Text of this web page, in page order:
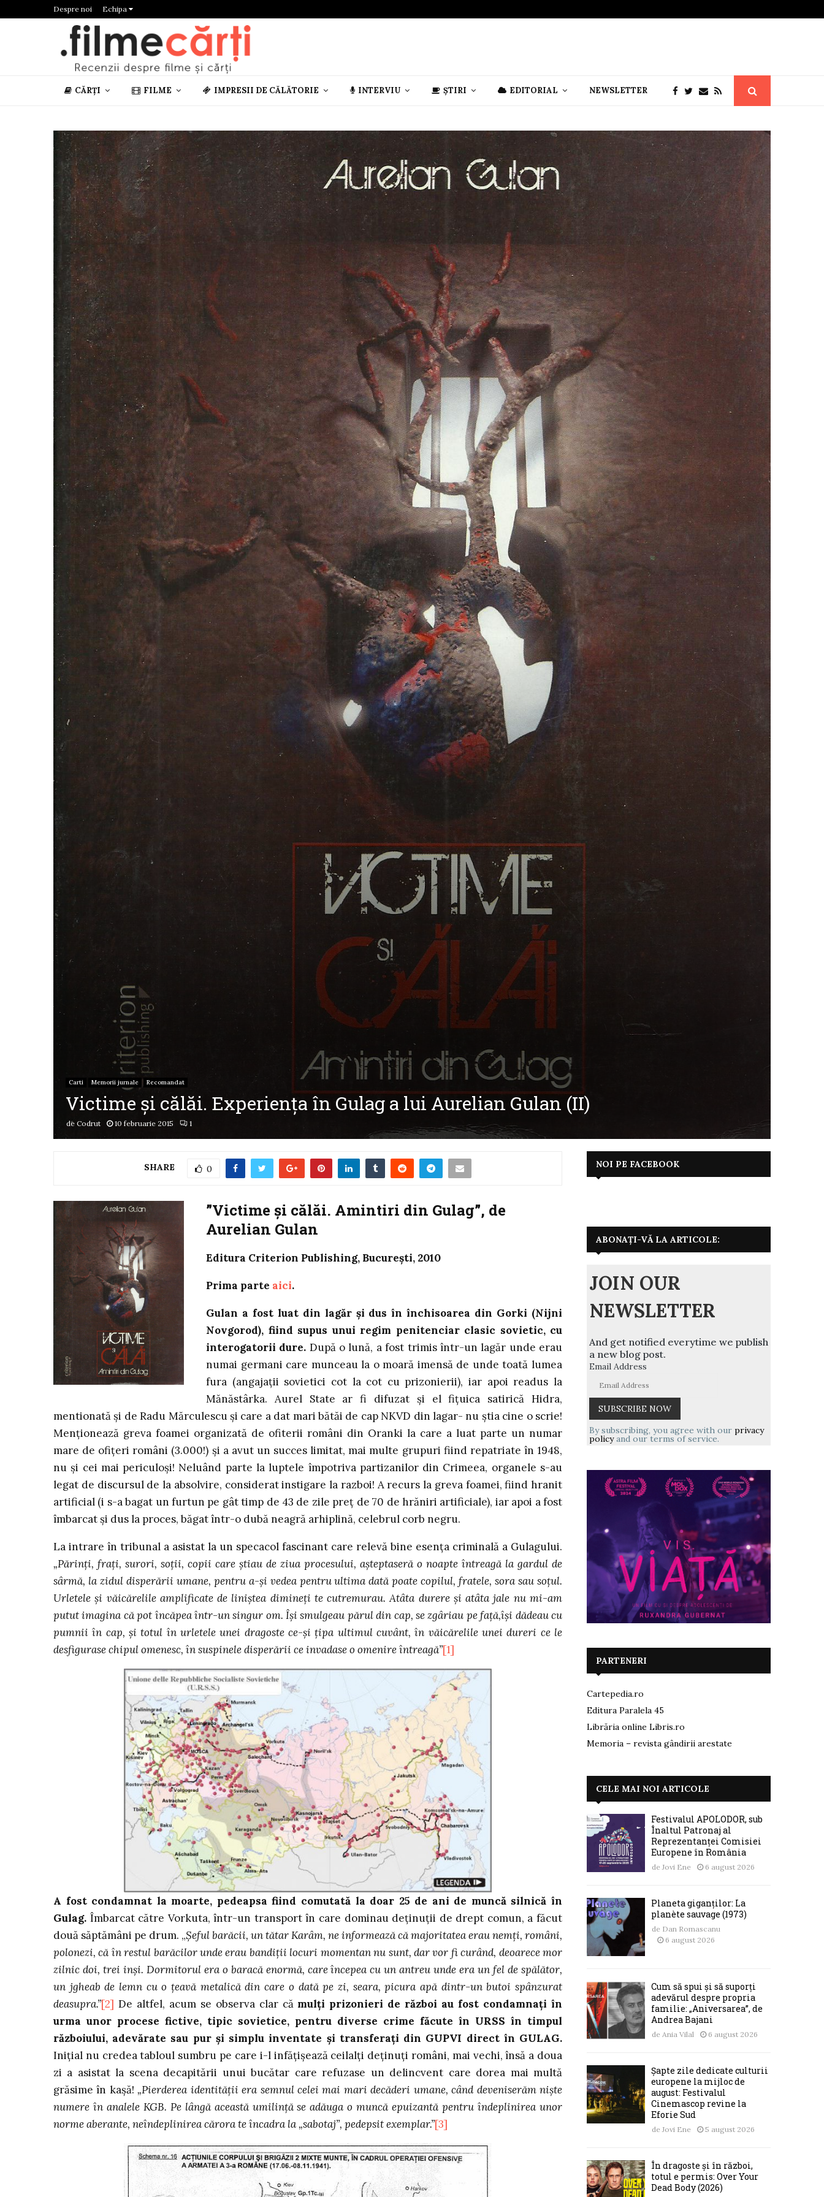
Despre noi Echipa
CĂRȚI FILME IMPRESII DE CĂLĂTORIE INTERVIU ȘTIRI EDITORIAL NEWSLETTER
Carti Memorii jurnale Recomandat
Victime şi călăi. Experienţa în Gulag a lui Aurelian Gulan (II)
de Codrut 10 februarie 2015 1
SHARE 0
”Victime și călăi. Amintiri din Gulag”, de
Aurelian Gulan
Editura Criterion Publishing, Bucureşti, 2010
Prima parte aici.
Gulan a fost luat din lagăr şi dus în închisoarea din Gorki (Nijni
Novgorod), fiind supus unui regim penitenciar clasic sovietic, cu
interogatorii dure. După o lună, a fost trimis într-un lagăr unde erau
numai germani care munceau la o moară imensă de unde toată lumea
fura (angajaţii sovietici cot la cot cu prizonierii), iar apoi readus la
Mănăstârka. Aurel State ar fi difuzat şi el fiţuica satirică Hidra,
mentionată şi de Radu Mărculescu şi care a dat mari bătăi de cap NKVD din lagar- nu ştia cine o scrie!
Menţionează greva foamei organizată de ofiterii români din Oranki la care a luat parte un numar
mare de ofiţeri români (3.000!) şi a avut un succes limitat, mai multe grupuri fiind repatriate în 1948,
nu şi cei mai periculoşi! Neluând parte la luptele împotriva partizanilor din Crimeea, organele s-au
legat de discursul de la absolvire, considerat instigare la razboi! A recurs la greva foamei, fiind hranit
artificial (i s-a bagat un furtun pe gât timp de 43 de zile preţ de 70 de hrăniri artificiale), iar apoi a fost
îmbarcat şi dus la proces, băgat într-o dubă neagră arhiplină, celebrul corb negru.
La intrare în tribunal a asistat la un specacol fascinant care relevă bine esenţa criminală a Gulagului.
„Părinţi, fraţi, surori, soţii, copii care ştiau de ziua procesului, aşteptaseră o noapte întreagă la gardul de
sârmă, la zidul disperării umane, pentru a-şi vedea pentru ultima dată poate copilul, fratele, sora sau soţul.
Urletele şi văicărelile amplificate de liniştea dimineţi te cutremurau. Atâta durere şi atâta jale nu mi-am
putut imagina că pot încăpea într-un singur om. Îşi smulgeau părul din cap, se zgâriau pe faţă,îşi dădeau cu
pumnii în cap, şi totul în urletele unei dragoste ce-şi ţipa ultimul cuvânt, în văicărelile unei dureri ce le
desfigurase chipul omenesc, în suspinele disperării ce invadase o omenire întreagă”[1]
A fost condamnat la moarte, pedeapsa fiind comutată la doar 25 de ani de muncă silnică în
Gulag. Îmbarcat către Vorkuta, într-un transport în care dominau deţinuţii de drept comun, a făcut
două săptămâni pe drum. „Şeful barăcii, un tătar Karâm, ne informează că majoritatea erau nemţi, români,
polonezi, că în restul barăcilor unde erau bandiţii locuri momentan nu sunt, dar vor fi curând, deoarece mor
zilnic doi, trei inşi. Dormitorul era o baracă enormă, care începea cu un antreu unde era un fel de spălător,
un jgheab de lemn cu o ţeavă metalică din care o dată pe zi, seara, picura apă dintr-un butoi spânzurat
deasupra.”[2] De altfel, acum se observa clar că mulţi prizonieri de război au fost condamnaţi în
urma unor procese fictive, tipic sovietice, pentru diverse crime făcute în URSS în timpul
războiului, adevărate sau pur şi simplu inventate şi transferaţi din GUPVI direct în GULAG.
Iniţial nu credea tabloul sumbru pe care i-l infăţişează ceilalţi deţinuţi români, mai vechi, însă a doua
zi a asistat la scena decapitării unui bucătar care refuzase un delincvent care dorea mai multă
grăsime în kaşă!„Pierderea identităţii era semnul celei mai mari decăderi umane, când deveniserăm nişte
numere în analele KGB. Pe lângă această umilinţă se adăuga o muncă epuizantă pentru îndeplinirea unor
norme aberante, neîndeplinirea cărora te încadra la „sabotaj”, pedepsit exemplar.”[3]
NOI PE FACEBOOK
ABONAȚI-VĂ LA ARTICOLE:
JOIN OUR
NEWSLETTER
And get notified everytime we publish
a new blog post.
Email Address
By subscribing, you agree with our privacy
policyand our terms of service.
PARTENERI
Cartepedia.ro
Editura Paralela 45
Librăria online Libris.ro
Memoria – revista gândirii arestate
CELE MAI NOI ARTICOLE
Festivalul APOLODOR, sub
Înaltul Patronaj al
Reprezentanței Comisiei
Europene în România
de Jovi Ene 6 august 2026
Planeta giganților: La
planète sauvage (1973)
de Dan Romascanu
6 august 2026
Cum să spui și să suporți
adevărul despre propria
familie: „Aniversarea”, de
Andrea Bajani
de Ania Vilal 6 august 2026
Șapte zile dedicate culturii
europene la mijloc de
august: Festivalul
Cinemascop revine la
Eforie Sud
de Jovi Ene 5 august 2026
În dragoste și în război,
totul e permis: Over Your
Dead Body (2026)